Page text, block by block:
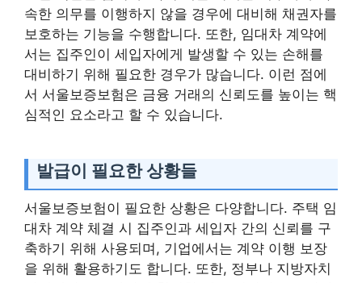
속한 의무를 이행하지 않을 경우에 대비해 채권자를
보호하는 기능을 수행합니다. 또한, 임대차 계약에
서는 집주인이 세입자에게 발생할 수 있는 손해를
대비하기 위해 필요한 경우가 많습니다. 이런 점에
서 서울보증보험은 금융 거래의 신뢰도를 높이는 핵
심적인 요소라고 할 수 있습니다.
발급이 필요한 상황들
서울보증보험이 필요한 상황은 다양합니다. 주택 임
대차 계약 체결 시 집주인과 세입자 간의 신뢰를 구
축하기 위해 사용되며, 기업에서는 계약 이행 보장
을 위해 활용하기도 합니다. 또한, 정부나 지방자치